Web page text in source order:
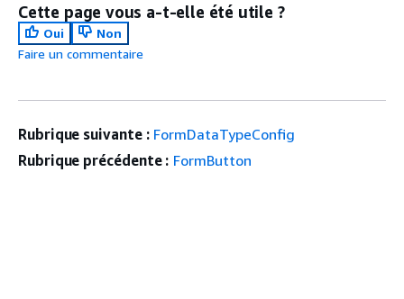
Cette page vous a-t-elle été utile ?
Oui
Non
Faire un commentaire
Rubrique suivante : FormDataTypeConfig
Rubrique précédente : FormButton